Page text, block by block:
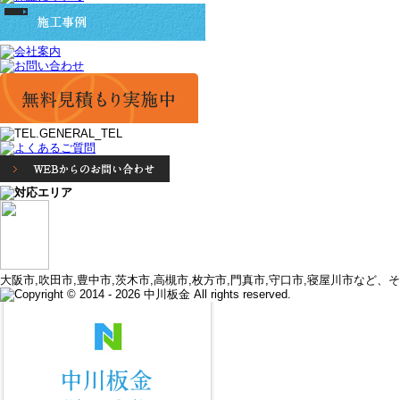
大阪市,吹田市,豊中市,茨木市,高槻市,枚方市,門真市,守口市,寝屋川市など、